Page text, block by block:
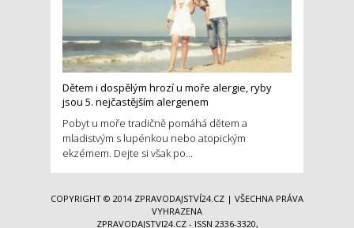
Dětem i dospělým hrozí u moře alergie, ryby
jsou 5. nejčastějším alergenem
Pobyt u moře tradičně pomáhá dětem a
mladistvým s lupénkou nebo atopickým
ekzémem. Dejte si však po...
COPYRIGHT © 2014 ZPRAVODAJSTVÍ24.CZ | VŠECHNA PRÁVA
VYHRAZENA
ZPRAVODAJSTVI24.CZ - ISSN 2336-3320,